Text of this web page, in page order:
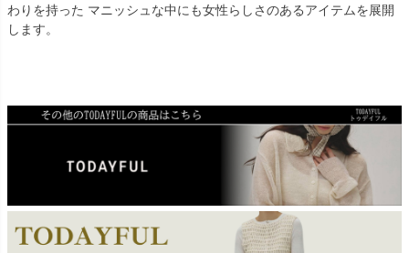
わりを持った マニッシュな中にも女性らしさのあるアイテムを展開
します。